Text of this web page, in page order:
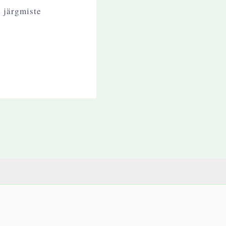
järgmiste